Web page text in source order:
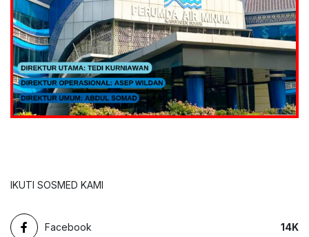
IKUTI SOSMED KAMI
Facebook 14K